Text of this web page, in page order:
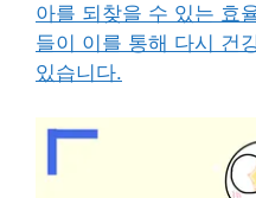
아를 되찾을 수 있는 효
들이 이를 통해 다시 건
있습니다.